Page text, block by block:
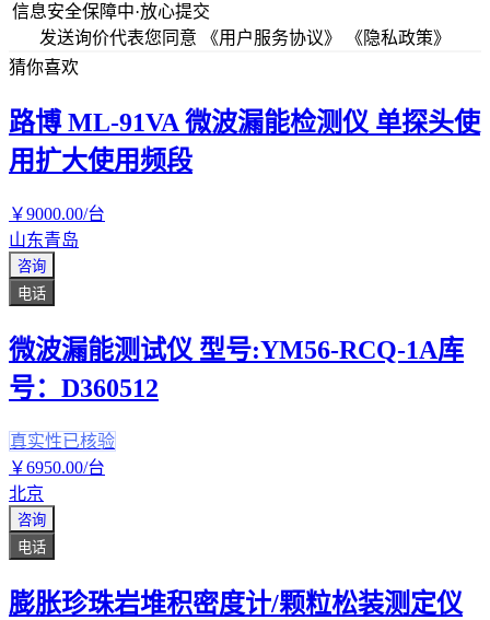
信息安全保障中·放心提交
发送询价代表您同意 《用户服务协议》
《隐私政策》
猜你喜欢
路博 ML-91VA 微波漏能检测仪 单探头使
用扩大使用频段
￥9000.00/台
山东青岛
咨询
电话
微波漏能测试仪 型号:YM56-RCQ-1A库
号：D360512
真实性已核验
￥6950.00/台
北京
咨询
电话
膨胀珍珠岩堆积密度计/颗粒松装测定仪